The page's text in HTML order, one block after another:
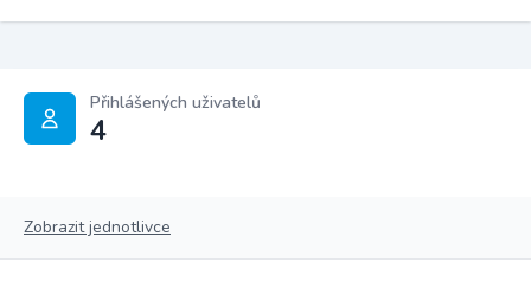
Přihlášených uživatelů
4
Zobrazit jednotlivce